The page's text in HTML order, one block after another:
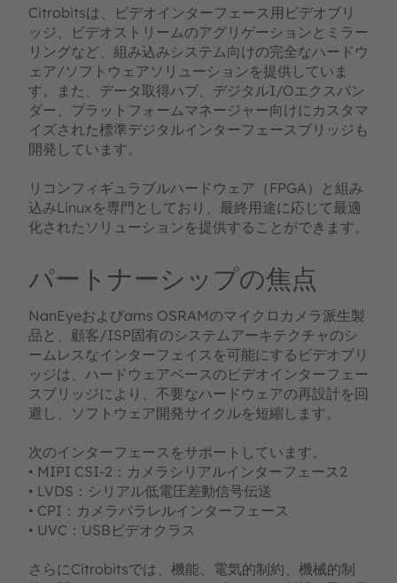
Citrobitsは、ビデオインターフェース用ビデオブリ
ッジ、ビデオストリームのアグリゲーションとミラー
リングなど、組み込みシステム向けの完全なハードウ
ェア/ソフトウェアソリューションを提供していま
す。また、データ取得ハブ、デジタルI/Oエクスパン
ダー、プラットフォームマネージャー向けにカスタマ
イズされた標準デジタルインターフェースブリッジも
開発しています。
リコンフィギュラブルハードウェア（FPGA）と組み
込みLinuxを専門としており、最終用途に応じて最適
化されたソリューションを提供することができます。
パートナーシップの焦点
NanEyeおよびams OSRAMのマイクロカメラ派生製
品と、顧客/ISP固有のシステムアーキテクチャのシ
ームレスなインターフェイスを可能にするビデオブリ
ッジは、ハードウェアベースのビデオインターフェー
スブリッジにより、不要なハードウェアの再設計を回
避し、ソフトウェア開発サイクルを短縮します。
次のインターフェースをサポートしています。
• MIPI CSI-2：カメラシリアルインターフェース2
• LVDS：シリアル低電圧差動信号伝送
• CPI：カメラパラレルインターフェース
• UVC：USBビデオクラス
さらにCitrobitsでは、機能、電気的制約、機械的制